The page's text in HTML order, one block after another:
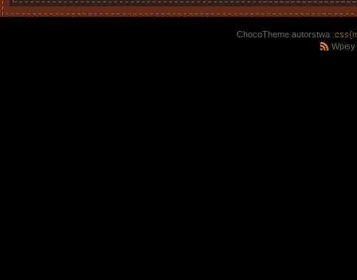
ChocoTheme autorstwa
Wpisy